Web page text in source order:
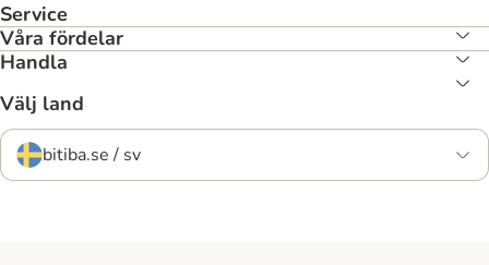
Service
Våra fördelar
Handla
Välj land
bitiba.se / sv